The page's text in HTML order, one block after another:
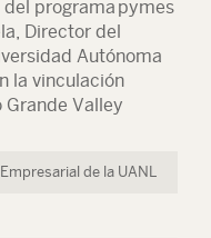
programa pymes
Director del
Autónoma
la vinculación
Grande Valley
de la UANL